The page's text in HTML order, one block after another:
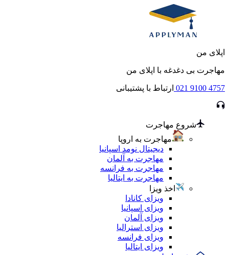
اپلای من
مهاجرت بی دغدغه با اپلای من
021 9100 4757 ارتباط با پشتیبانی
شروع مهاجرت
مهاجرت به اروپا
دیجیتال نومد اسپانیا
مهاجرت به آلمان
مهاجرت به فرانسه
مهاجرت به ایتالیا
اخذ ویزا
ویزای کانادا
ویزای اسپانیا
ویزای آلمان
ویزای استرالیا
ویزای فرانسه
ویزای ایتالیا